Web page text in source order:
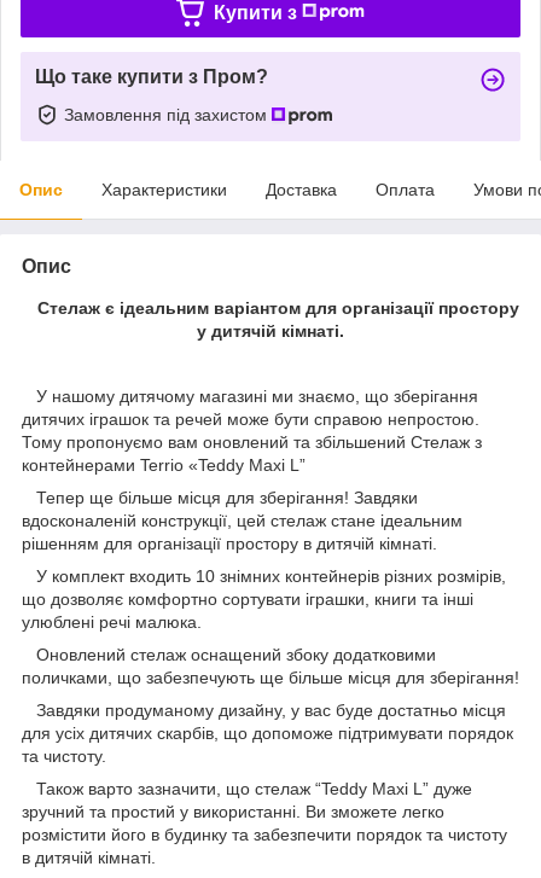
Купити з
Що таке купити з Пром?
Замовлення під захистом
Опис Характеристики Доставка Оплата Умови
Опис
Стелаж є ідеальним варіантом для організації простору
у дитячій кімнаті.
У нашому дитячому магазині ми знаємо, що зберігання
дитячих іграшок та речей може бути справою непростою.
Тому пропонуємо вам оновлений та збільшений Стелаж з
контейнерами Terrio «Teddy Maxi L”
Тепер ще більше місця для зберігання! Завдяки
вдосконаленій конструкції, цей стелаж стане ідеальним
рішенням для організації простору в дитячій кімнаті.
У комплект входить 10 знімних контейнерів різних розмірів,
що дозволяє комфортно сортувати іграшки, книги та інші
улюблені речі малюка.
Оновлений стелаж оснащений збоку додатковими
поличками, що забезпечують ще більше місця для зберігання!
Завдяки продуманому дизайну, у вас буде достатньо місця
для усіх дитячих скарбів, що допоможе підтримувати порядок
та чистоту.
Також варто зазначити, що стелаж “Teddy Maxi L” дуже
зручний та простий у використанні. Ви зможете легко
розмістити його в будинку та забезпечити порядок та чистоту
в дитячій кімнаті.